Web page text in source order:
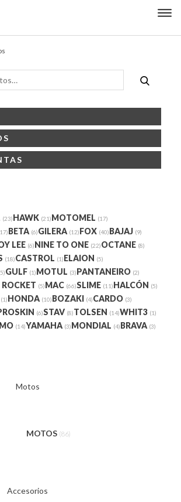
Primary Menu
(23)HAWK (21)MOTOMEL (17)
BETA (6)GILERA (12)FOX (40)BAJAJ (9)
LEE (6)NINE TO ONE (22)OCTANE (8)
(18)CASTROL (1)ELAION (5)
GULF (1)MOTUL (3)PANTANEIRO (2)
ROCKET (5)MAC (66)SLIME (11)HALCÓN (5)
(1)HONDA (10)BOZAKI (4)CARDO (3)
(6)STAV (8)TOLSEN (14)WHIT3 (1)
(14)YAMAHA (3)MONDIAL (4)BRAVA (3)
MOTOS (86)
Buscar